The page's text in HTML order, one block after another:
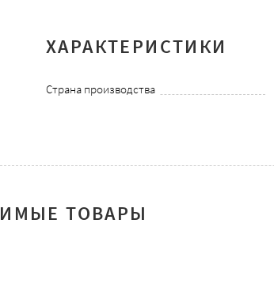
ХАРАКТЕРИСТИКИ
Страна производства
ТОВАРЫ